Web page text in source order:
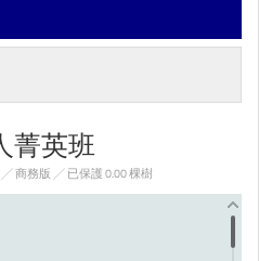
菁英班
╱ 商務版 ╱ 已保護 0.00 棵樹